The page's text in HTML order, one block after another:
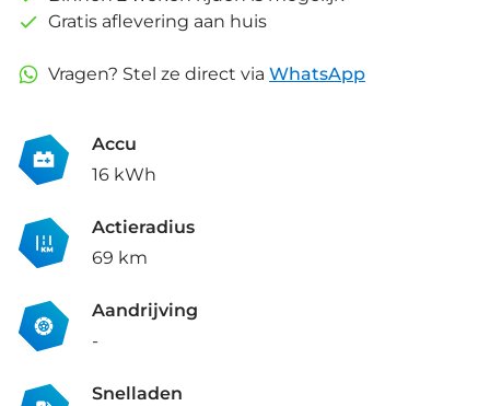
Gratis aflevering aan huis
Vragen? Stel ze direct via WhatsApp
Accu
16 kWh
Actieradius
69 km
Aandrijving
-
Snelladen